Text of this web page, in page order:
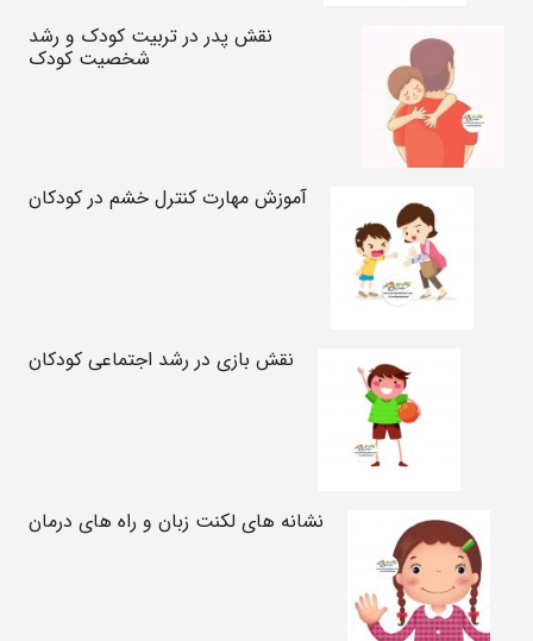
نقش پدر در تربیت کودک و رشد
شخصیت کودک
آموزش مهارت کنترل خشم در کودکان
نقش بازی در رشد اجتماعی کودکان
نشانه های لکنت زبان و راه های درمان